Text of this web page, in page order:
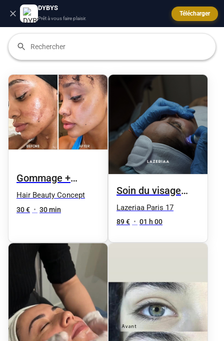
DYBYS
Prêt à vous faire plaisir.
Télécharger
Gommage +
masque éclat
express
Hair Beauty Concept
30 € • 30 min
Soin du visage
HydraFacial - 5
séances
Lazeriaa Paris 17
89 € • 01 h 00